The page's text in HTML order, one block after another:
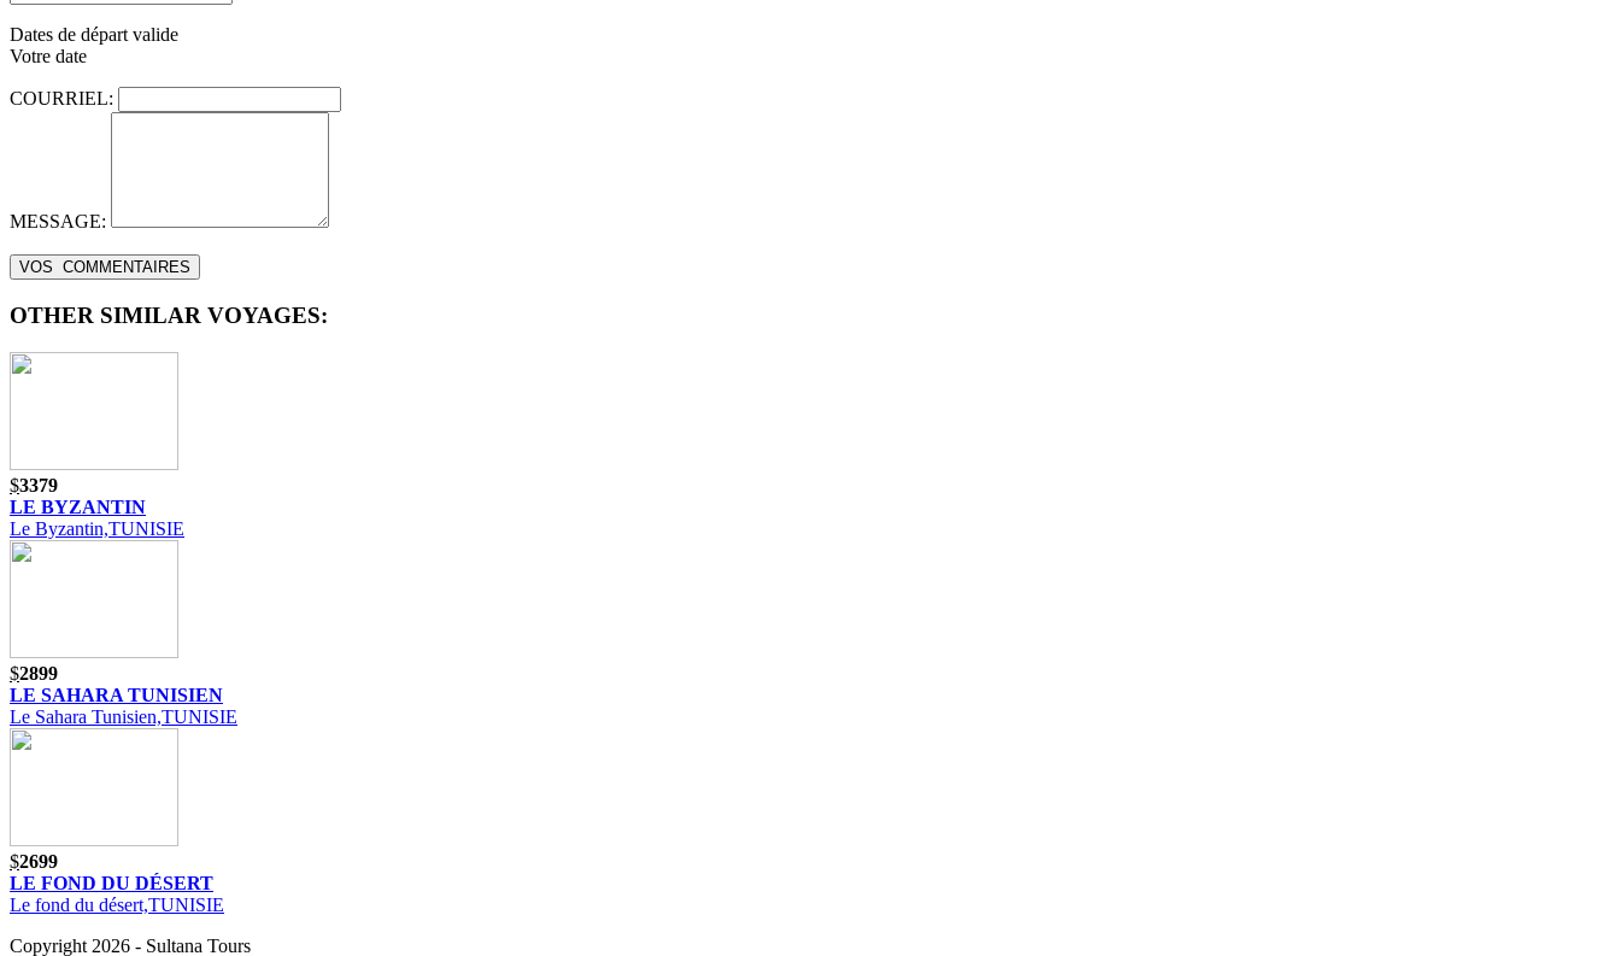
Dates de départ valide
Votre date
COURRIEL:
MESSAGE:
OTHER SIMILAR VOYAGES:
$3379
LE BYZANTIN
Le Byzantin,TUNISIE
$2899
LE SAHARA TUNISIEN
Le Sahara Tunisien,TUNISIE
$2699
LE FOND DU DÉSERT
Le fond du désert,TUNISIE
Copyright 2026 - Sultana Tours